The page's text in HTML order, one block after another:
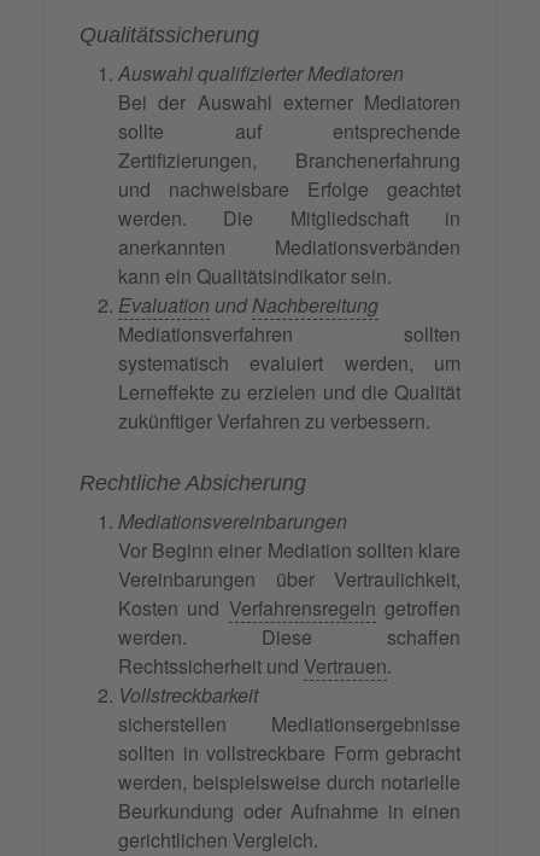
Qualitätssicherung
Auswahl qualifizierter Mediatoren
Bei der Auswahl externer Mediatoren
sollte auf entsprechende
Zertifizierungen, Branchenerfahrung
und nachweisbare Erfolge geachtet
werden. Die Mitgliedschaft in
anerkannten Mediationsverbänden
kann ein Qualitätsindikator sein.
Evaluation undNachbereitung
Mediationsverfahren sollten
systematisch evaluiert werden, um
Lerneffekte zu erzielen und die Qualität
zukünftiger Verfahren zu verbessern.
Rechtliche Absicherung
Mediationsvereinbarungen
Vor Beginn einer Mediation sollten klare
Vereinbarungen über Vertraulichkeit,
Kosten und Verfahrensregeln getroffen
werden. Diese schaffen
Rechtssicherheit und Vertrauen.
Vollstreckbarkeit
sicherstellen Mediationsergebnisse
sollten in vollstreckbare Form gebracht
werden, beispielsweise durch notarielle
Beurkundung oder Aufnahme in einen
gerichtlichen Vergleich.